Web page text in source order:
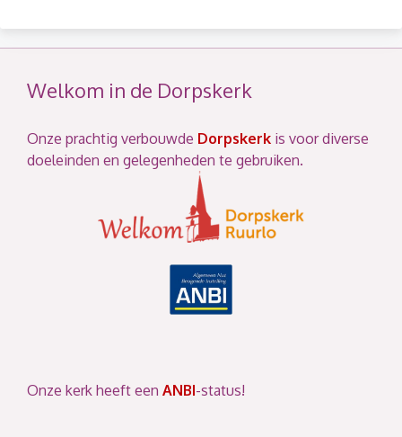
Welkom in de Dorpskerk
Onze prachtig verbouwde Dorpskerk is voor diverse
doeleinden en gelegenheden te gebruiken.
Onze kerk heeft een ANBI-status!